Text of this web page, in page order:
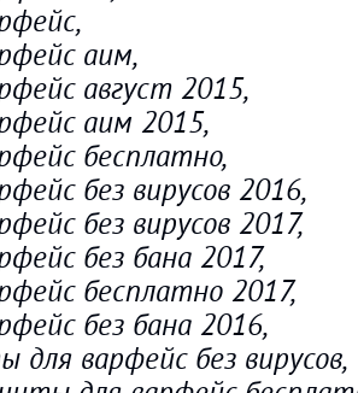
аим,
август 2015,
аим 2015,
бесплатно,
без вирусов 2016,
без вирусов 2017,
без бана 2017,
бесплатно 2017,
без бана 2016,
для варфейс без вирусов,